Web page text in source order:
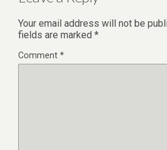
Your email address will not be
fields are marked *
Comment *